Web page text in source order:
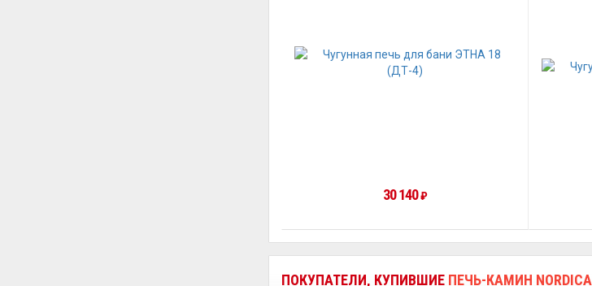
30 140₽
ПОКУПАТЕЛИ, КУПИВШИЕ ПЕЧЬ-КАМИН NORDICA